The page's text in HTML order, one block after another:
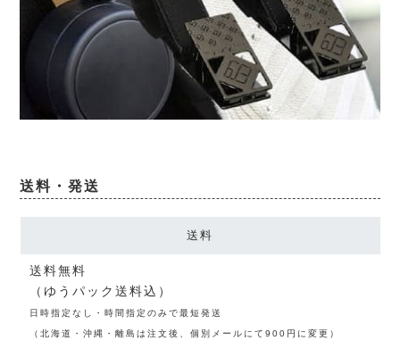
送料・発送
送料
送料無料
（ゆうパック送料込）
日時指定なし・時間指定のみで最短発送
（北海道・沖縄・離島は注文後、個別メールにて900円に変更）